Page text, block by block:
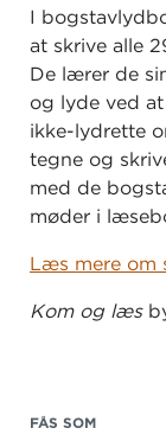
I
at skrive alle
De lærer de
og lyde ved
ikke-lydrette
tegne og
med de
møder i
Læs mere om
Kom og læs
Lykke Gandil,
FÅS SOM